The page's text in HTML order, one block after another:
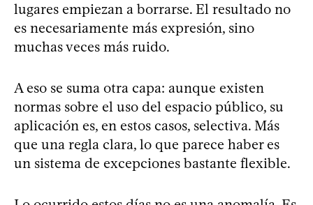
lugares empiezan a borrarse. El resultado no
es necesariamente más expresión, sino
muchas veces más ruido.
A eso se suma otra capa: aunque existen
normas sobre el uso del espacio público, su
aplicación es, en estos casos, selectiva. Más
que una regla clara, lo que parece haber es
un sistema de excepciones bastante flexible.